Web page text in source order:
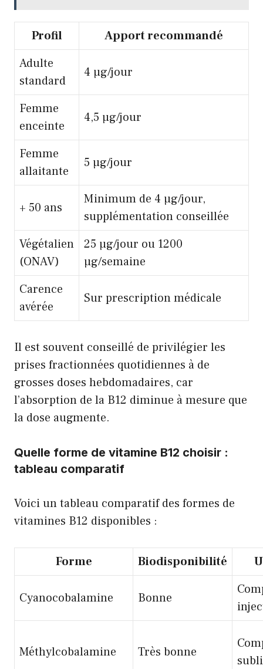
Profil
Apport recommandé
Adulte
standard
4 µg/jour
Femme
enceinte
4,5 µg/jour
Femme
allaitante
5 µg/jour
+ 50 ans
Minimum de 4 µg/jour,
supplémentation conseillée
Végétalien
(ONAV)
25 µg/jour ou 1200
µg/semaine
Carence
avérée
Sur prescription médicale
Il est souvent conseillé de privilégier les
prises fractionnées quotidiennes à de
grosses doses hebdomadaires, car
l’absorption de la B12 diminue à mesure que
la dose augmente.
Quelle forme de vitamine B12 choisir :
tableau comparatif
Voici un tableau comparatif des formes de
vitamines B12 disponibles :
Forme Biodisponibilité
Cyanocobalamine Bonne
Méthylcobalamine Très bonne